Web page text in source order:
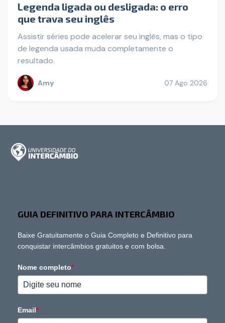
Legenda ligada ou desligada: o erro
que trava seu inglês
Assistir séries pode acelerar seu inglês, mas o tipo
de legenda usada muda completamente o
resultado.
Amy 07 Ago 2026
GUIA DEFINITIVO PARA INTERCÂMBIO
Baixe Gratuitamente o Guia Completo e Definitivo para
conquistar intercâmbios gratuitos e com bolsa.
Nome completo*
Email*